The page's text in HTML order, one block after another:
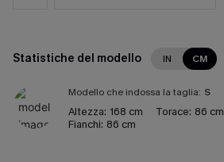
Statistiche del modello IN CM
Modello che indossa la taglia: S
Altezza: 168 cm Torace: 86 cm
Fianchi: 86 cm